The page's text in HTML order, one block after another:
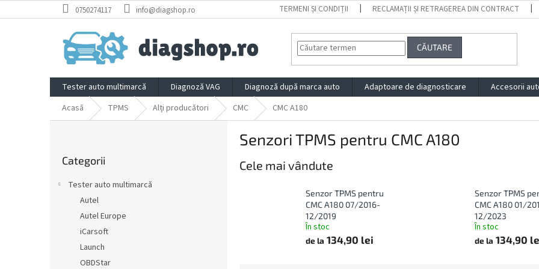
la
0750274117 info@diagshop.ro TERMENI ȘI CONDIȚII RECLAMAȚII ȘI RETRAGEREA DIN CONTRACT
CĂUTARE
Tester auto multimarcă Diagnoză VAG Diagnoză după marca auto Adaptoare de diagnosticare Accesorii
Acasă
TPMS Alți producători CMC CMC A180
peste
Categorii
Tester auto multimarcă
Autel
Autel Europe
iCarsoft
Launch
OBDStar
Senzori TPMS pentru CMC A180
Cele mai vândute
Senzor TPMS pentru
CMC A180 07/2016-
12/2019
În stoc
de la 134,90 lei
Senzor TPMS
CMC A180 01/
12/2023
În stoc
de la 134,90